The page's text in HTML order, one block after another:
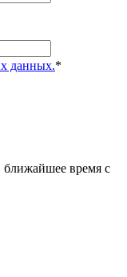
данных.*
время с